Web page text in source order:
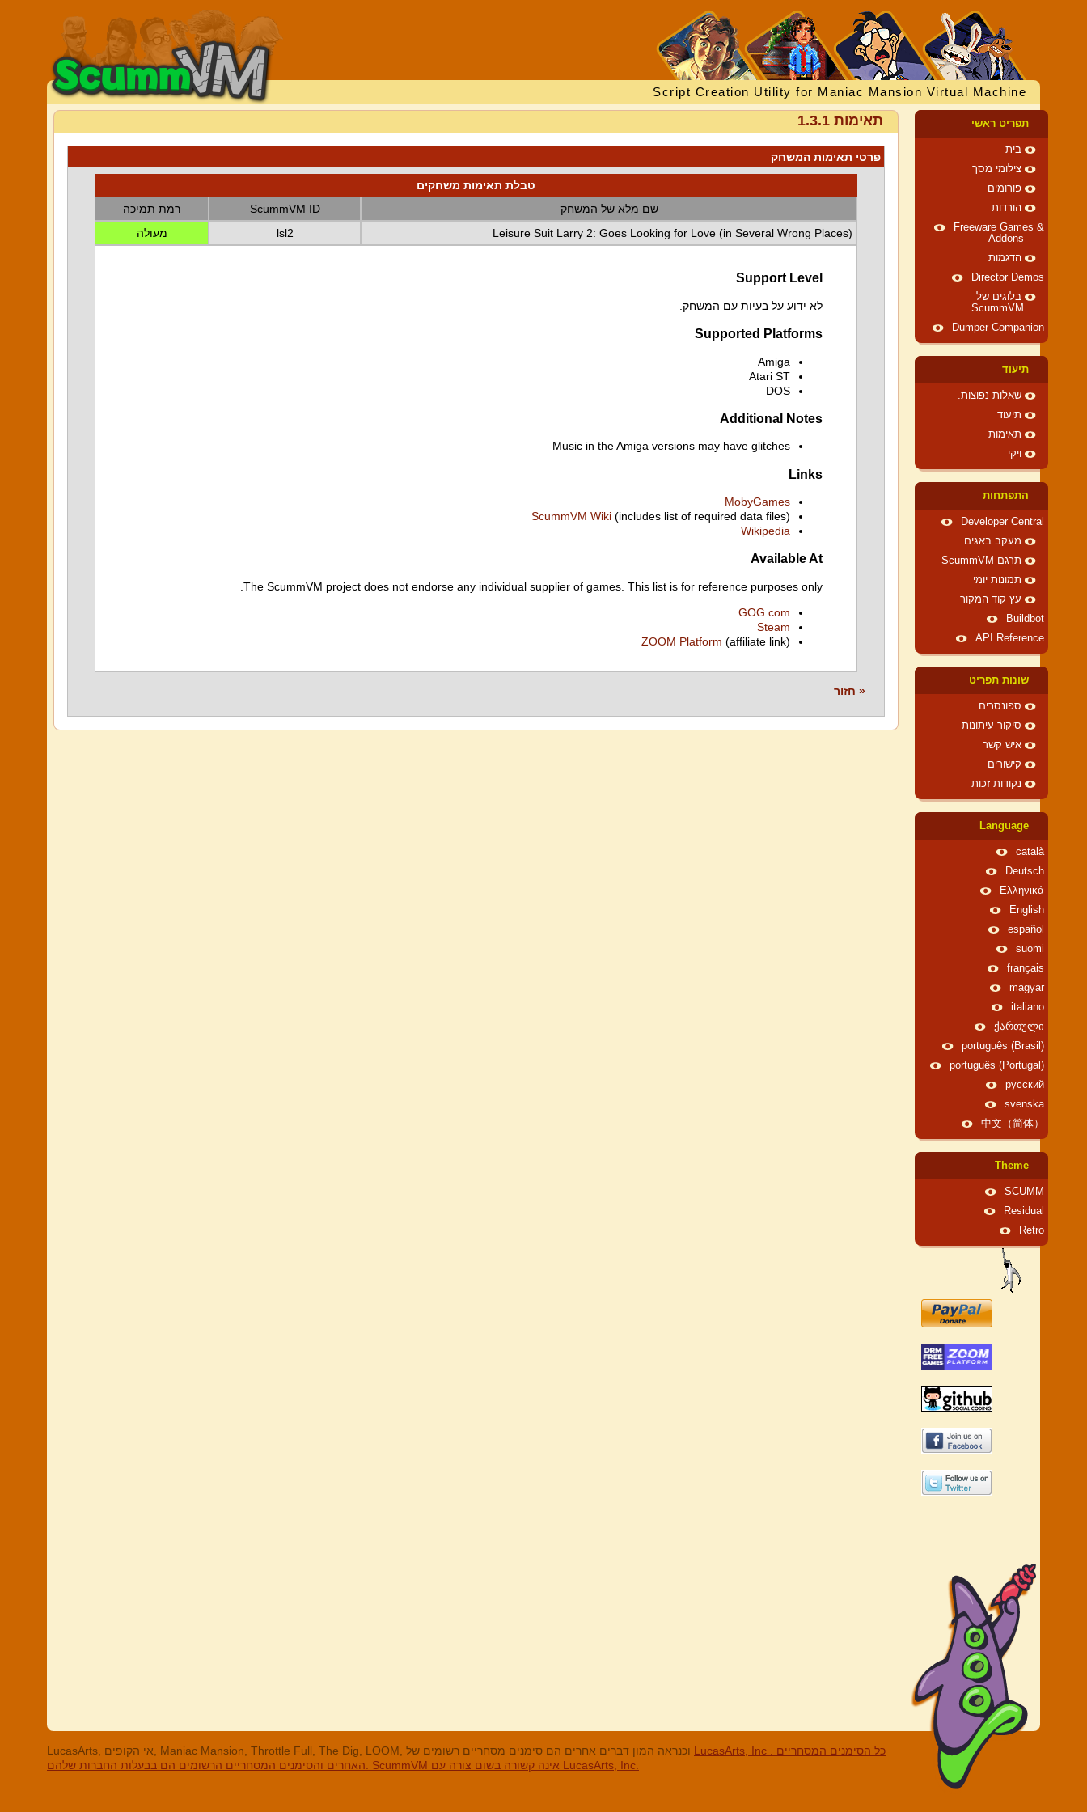
Script Creation Utility for Maniac Mansion Virtual Machine
תאימות 1.3.1
פרטי תאימות המשחק
טבלת תאימות משחקים
שם מלא של המשחק
ScummVM ID
רמת תמיכה
Leisure Suit Larry 2: Goes Looking for Love (in Several Wrong Places)
lsl2 מעולה
Support Level
לא ידוע על בעיות עם המשחק.
Supported Platforms
Amiga
Atari ST
DOS
Additional Notes
Music in the Amiga versions may have glitches
Links
MobyGames
ScummVM Wiki (includes list of required data files)
Wikipedia
Available At
The ScummVM project does not endorse any individual supplier of games. This list is for reference purposes only.
GOG.com
Steam
ZOOM Platform (affiliate link)
« חזור
תפריט ראשי
בית
צילומי מסך
פורומים
הורדות
Freeware Games &
Addons
הדגמות
Director Demos
בלוגים של
ScummVM
Dumper Companion
תיעוד
שאלות נפוצות.
תיעוד
תאימות
ויקי
התפתחות
Developer Central
מעקב באגים
תרגם ScummVM
תמונות יומי
עץ קוד המקור
Buildbot
API Reference
שונות תפריט
ספונסרים
סיקור עיתונות
איש קשר
קישורים
נקודות זכות
Language
català
Deutsch
Ελληνικά
English
español
suomi
français
magyar
italiano
ქართული
português (Brasil)
português (Portugal)
русский
svenska
中文（简体）
Theme
SCUMM
Residual
Retro
LucasArts, Inc . כל הסימנים המסחריים
האחרים והסימנים המסחריים הרשומים הם בבעלות החברות שלהם. ScummVM אינה קשורה בשום צורה עם LucasArts, Inc.